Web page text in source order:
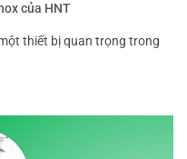
của HNT
thiết bị quan trọng trong